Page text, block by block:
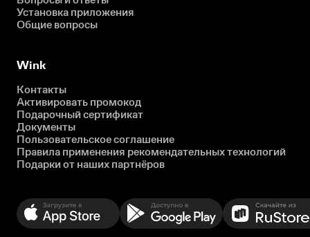
Установка приложения
Общие вопросы
Wink
Контакты
Активировать промокод
Подарочный сертификат
Документы
Пользовательское соглашение
Правила применения рекомендательных технологий
Подарки от наших партнёров